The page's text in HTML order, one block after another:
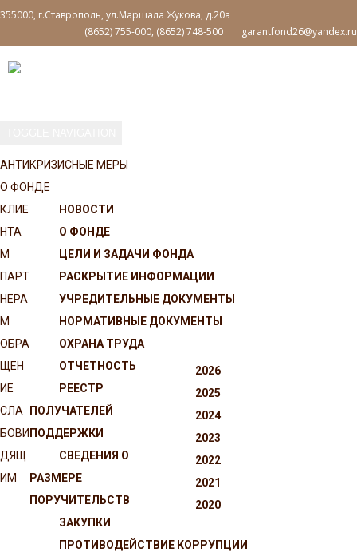
355000, г.Ставрополь, ул.Маршала Жукова, д.20а
(8652) 755-000, (8652) 748-500
garantfond26@yandex.ru
АНТИКРИЗИСНЫЕ МЕРЫ
О ФОНДЕ
НОВОСТИ
О ФОНДЕ
ЦЕЛИ И ЗАДАЧИ ФОНДА
РАСКРЫТИЕ ИНФОРМАЦИИ
УЧРЕДИТЕЛЬНЫЕ ДОКУМЕНТЫ
НОРМАТИВНЫЕ ДОКУМЕНТЫ
ОХРАНА ТРУДА
ОТЧЕТНОСТЬ
2026
2025
2024
2023
2022
2021
2020
РЕЕСТР
ПОЛУЧАТЕЛЕЙ
ПОДДЕРЖКИ
СВЕДЕНИЯ О
РАЗМЕРЕ
ПОРУЧИТЕЛЬСТВ
ЗАКУПКИ
ПРОТИВОДЕЙСТВИЕ КОРРУПЦИИ
КЛИЕ
НТА
М
ПАРТ
НЕРА
М
ОБРА
ЩЕН
ИЕ
СЛА
БОВИ
ДЯЩ
ИМ